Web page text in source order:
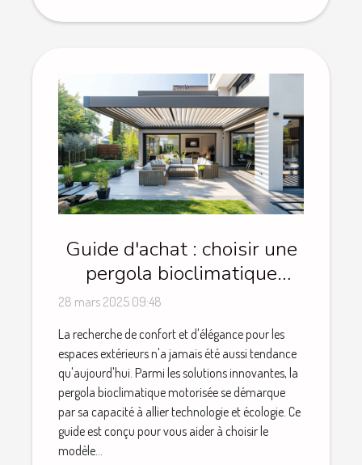
Guide d'achat : choisir une
pergola bioclimatique
motorisée et ses avantages
28 mars 2025 09:48
La recherche de confort et d'élégance pour les
espaces extérieurs n'a jamais été aussi tendance
qu'aujourd'hui. Parmi les solutions innovantes, la
pergola bioclimatique motorisée se démarque
par sa capacité à allier technologie et écologie. Ce
guide est conçu pour vous aider à choisir le
modèle...